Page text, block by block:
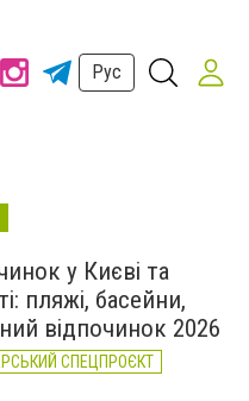
Рус
у Києві та
пляжі, басейни,
відпочинок 2026
СПЕЦПРОЄКТ